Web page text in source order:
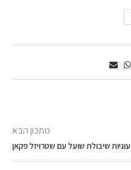
מתכון הבא
עוגיות שיבולת שועל עם שטרויזל פקאן